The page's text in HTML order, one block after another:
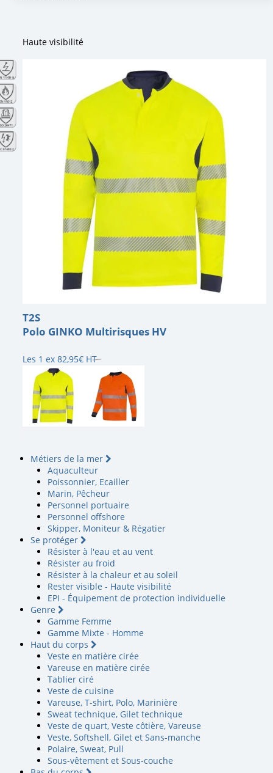
Métiers de la mer
Aquaculteur
Poissonnier, Ecailler
Marin, Pêcheur
Personnel portuaire
Personnel offshore
Skipper, Moniteur & Régatier
Se protéger
Résister à l'eau et au vent
Résister au froid
Résister à la chaleur et au soleil
Rester visible - Haute visibilité
EPI - Équipement de protection individuelle
Genre
Gamme Femme
Gamme Mixte - Homme
Haut du corps
Veste en matière cirée
Vareuse en matière cirée
Tablier ciré
Veste de cuisine
Vareuse, T-shirt, Polo, Marinière
Sweat technique, Gilet technique
Veste de quart, Veste côtière, Vareuse
Veste, Softshell, Gilet et Sans-manche
Polaire, Sweat, Pull
Sous-vêtement et Sous-couche
Haute visibilité
T2S
Polo GINKO Multirisques HV
Les 1 ex 82,95€ HT